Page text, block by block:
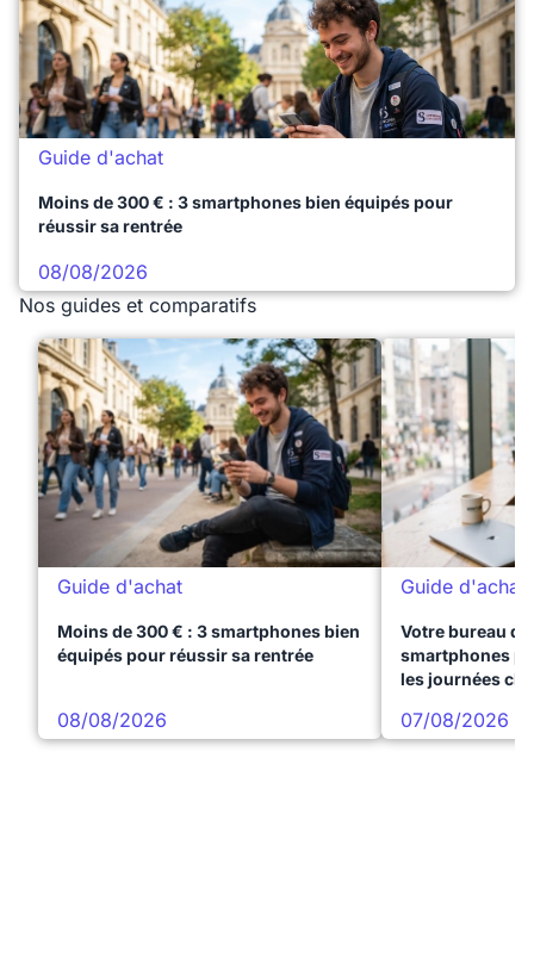
Guide d'achat
Moins de 300 € : 3 smartphones bien équipés pour
réussir sa rentrée
08/08/2026
Nos guides et comparatifs
Guide d'achat
Moins de 300 € : 3 smartphones bien
équipés pour réussir sa rentrée
08/08/2026
Guide d'achat
Votre bureau
smartphones
les journées
07/08/2026